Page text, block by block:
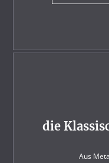
die
Aus